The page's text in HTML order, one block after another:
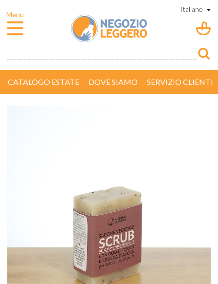
CATALOGO ESTATE DOVE SIAMO SERVIZIO CLIENTI